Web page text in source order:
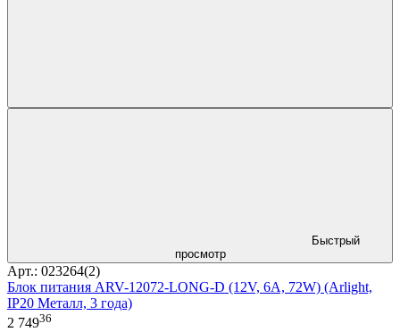
Быстрый
просмотр
Арт.: 023264(2)
Блок питания ARV-12072-LONG-D (12V, 6A, 72W) (Arlight,
IP20 Металл, 3 года)
2 74936